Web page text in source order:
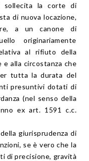
sollecita la corte di
di nuova locazione,
a un canone di
originariamente
al rifiuto della
e alla circostanza che
tutta la durata del
presuntivi dotati di
(nel senso della
ex art. 1591 c.c.
giurisprudenza di
se è vero che la
di precisione, gravità